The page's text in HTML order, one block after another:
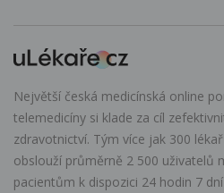
Největší česká medicínská online
telemedicíny si klade za cíl
zdravotnictví. Tým více jak 300
obslouží průměrně 2 500 uživatelů
pacientům k dispozici 24 hodin 7